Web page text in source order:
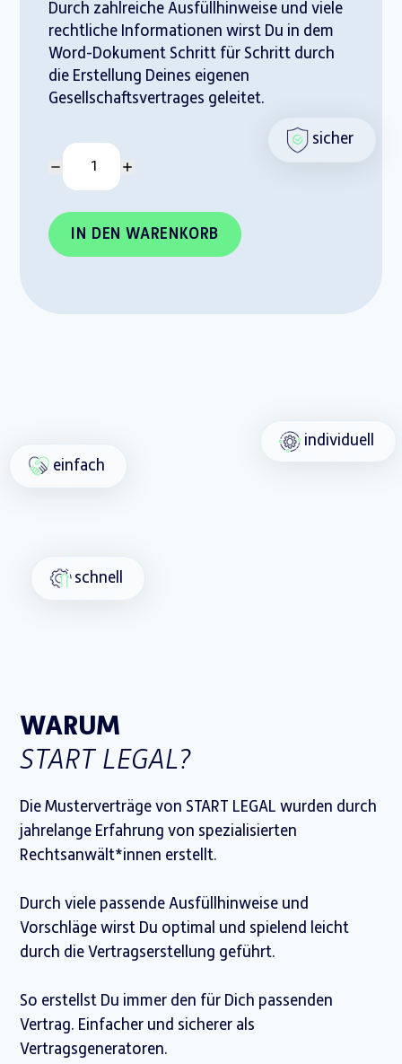
Durch zahlreiche Ausfüllhinweise und viele
rechtliche Informationen wirst Du in dem
Word-Dokument Schritt für Schritt durch
die Erstellung Deines eigenen
Gesellschaftsvertrages geleitet.
IN DEN WARENKORB
individuell
sicher
schnell
einfach
WARUM
START LEGAL?
Die Musterverträge von START LEGAL wurden durch
jahrelange Erfahrung von spezialisierten
Rechtsanwält*innen erstellt.
Durch viele passende Ausfüllhinweise und
Vorschläge wirst Du optimal und spielend leicht
durch die Vertragserstellung geführt.
So erstellst Du immer den für Dich passenden
Vertrag. Einfacher und sicherer als
Vertragsgeneratoren.